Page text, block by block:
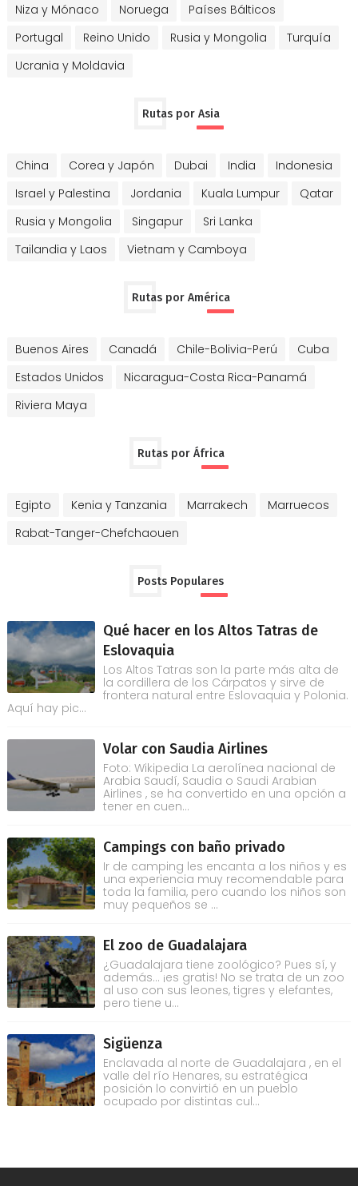
Niza y Mónaco
Noruega
Países Bálticos
Portugal
Reino Unido Rusia y Mongolia
Turquía
Ucrania y Moldavia
Rutas por Asia
China Corea y Japón Dubai India
Indonesia
Israel y Palestina
Jordania Kuala Lumpur
Qatar
Rusia y Mongolia
Singapur
Sri Lanka
Tailandia y Laos
Vietnam y Camboya
Rutas por América
Buenos Aires Canadá Chile-Bolivia-Perú
Cuba
Estados Unidos
Nicaragua-Costa Rica-Panamá
Riviera Maya
Rutas por África
Egipto Kenia y Tanzania Marrakech
Marruecos
Rabat-Tanger-Chefchaouen
Posts Populares
Qué hacer en los Altos Tatras de
Eslovaquia
Los Altos Tatras son la parte más alta de
la cordillera de los Cárpatos y sirve de
frontera natural entre Eslovaquia y Polonia.
Aquí hay pic...
Volar con Saudia Airlines
Foto: Wikipedia La aerolínea nacional de
Arabia Saudí, Saudia o Saudi Arabian
Airlines , se ha convertido en una opción a
tener en cuen...
Campings con baño privado
Ir de camping les encanta a los niños y es
una experiencia muy recomendable para
toda la familia, pero cuando los niños son
muy pequeños se ...
El zoo de Guadalajara
¿Guadalajara tiene zoológico? Pues sí, y
además... ¡es gratis! No se trata de un zoo
al uso con sus leones, tigres y elefantes,
pero tiene u...
Sigüenza
Enclavada al norte de Guadalajara , en el
valle del río Henares, su estratégica
posición lo convirtió en un pueblo
ocupado por distintas cul...